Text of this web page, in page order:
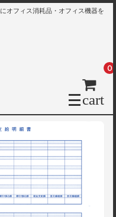
オフィス消耗品・オフィス機器を
cart
0